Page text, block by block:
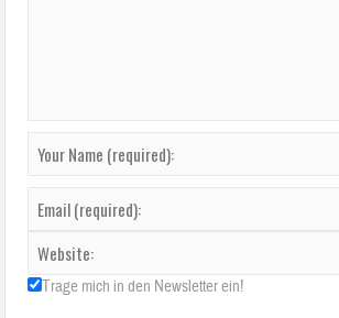
Felder sind mit*markiert